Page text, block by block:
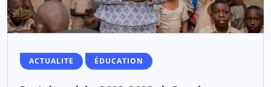
ACTUALITE ÉDUCATION